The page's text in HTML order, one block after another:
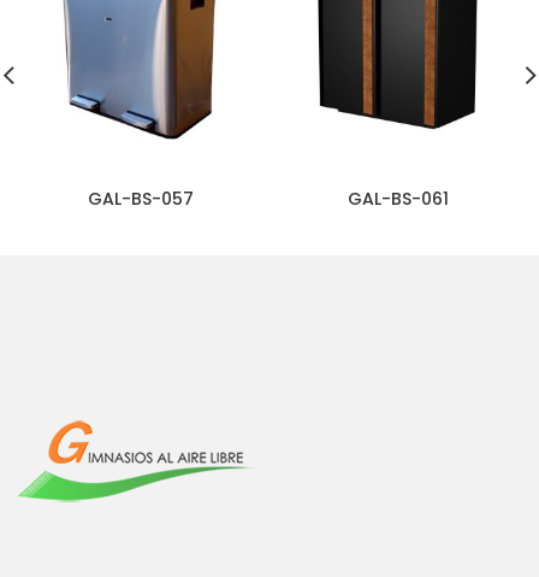
GAL-BS-057 GAL-BS-061